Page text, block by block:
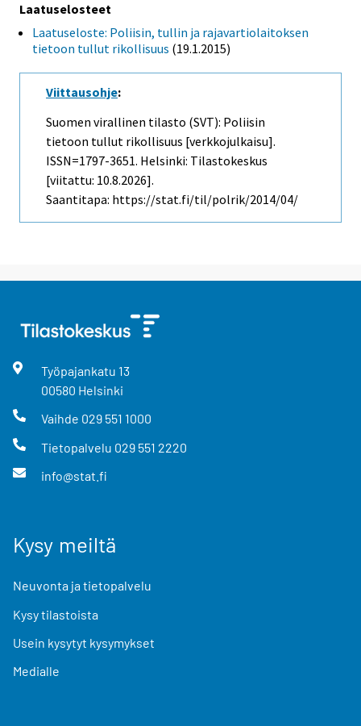
Laatuselosteet
Laatuseloste: Poliisin, tullin ja rajavartiolaitoksen
tietoon tullut rikollisuus (19.1.2015)
Viittausohje:
Suomen virallinen tilasto (SVT): Poliisin
tietoon tullut rikollisuus [verkkojulkaisu].
ISSN=1797-3651. Helsinki: Tilastokeskus
[viitattu: 10.8.2026].
Saantitapa: https://stat.fi/til/polrik/2014/04/
Työpajankatu 13
00580 Helsinki
Vaihde 029 551 1000
Tietopalvelu 029 551 2220
info@stat.fi
Kysy meiltä
Neuvonta ja tietopalvelu
Kysy tilastoista
Usein kysytyt kysymykset
Medialle